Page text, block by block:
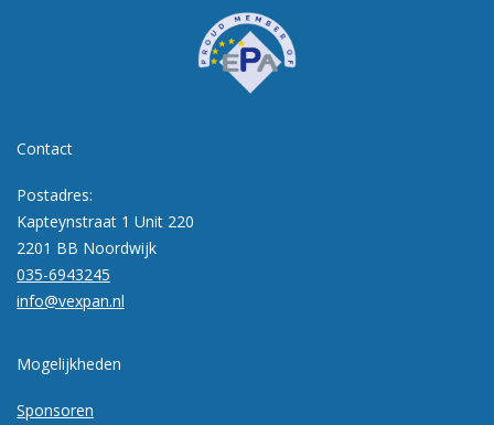
Contact
Postadres:
Kapteynstraat 1 Unit 220
2201 BB Noordwijk
035-6943245
info@vexpan.nl
Mogelijkheden
Sponsoren